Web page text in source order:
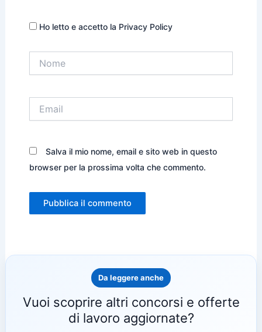
Ho letto e accetto la Privacy Policy
Salva il mio nome, email e sito web in questo
browser per la prossima volta che commento.
Da leggere anche
Vuoi scoprire altri concorsi e offerte
di lavoro aggiornate?